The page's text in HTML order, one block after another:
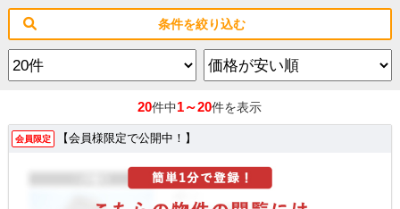
条件を絞り込む
20件中1～20件を表示
会員限定 【会員様限定で公開中！】